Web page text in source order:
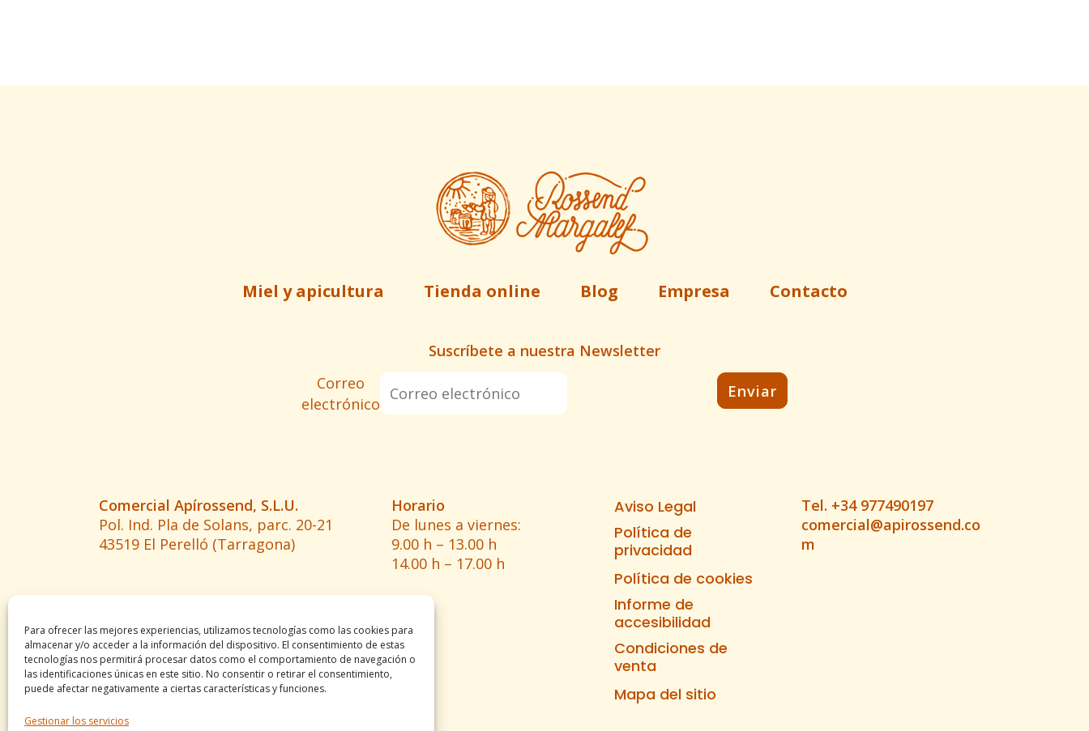
Para ofrecer las mejores experiencias, utilizamos tecnologías como las cookies para
almacenar y/o acceder a la información del dispositivo. El consentimiento de estas
tecnologías nos permitirá procesar datos como el comportamiento de navegación o
las identificaciones únicas en este sitio. No consentir o retirar el consentimiento,
puede afectar negativamente a ciertas características y funciones.
Gestionar los servicios
Miel y apicultura Tienda online Blog Empresa Contacto
Suscríbete a nuestra Newsletter
Correo
electrónico
Comercial Apírossend, S.L.U.
Pol. Ind. Pla de Solans, parc. 20-21
43519 El Perelló (Tarragona)
Horario
De lunes a viernes:
9.00 h – 13.00 h
14.00 h – 17.00 h
Aviso Legal
Política de
privacidad
Política de cookies
Informe de
accesibilidad
Condiciones de
venta
Mapa del sitio
Tel. +34 977490197
comercial@apirossend.co
m